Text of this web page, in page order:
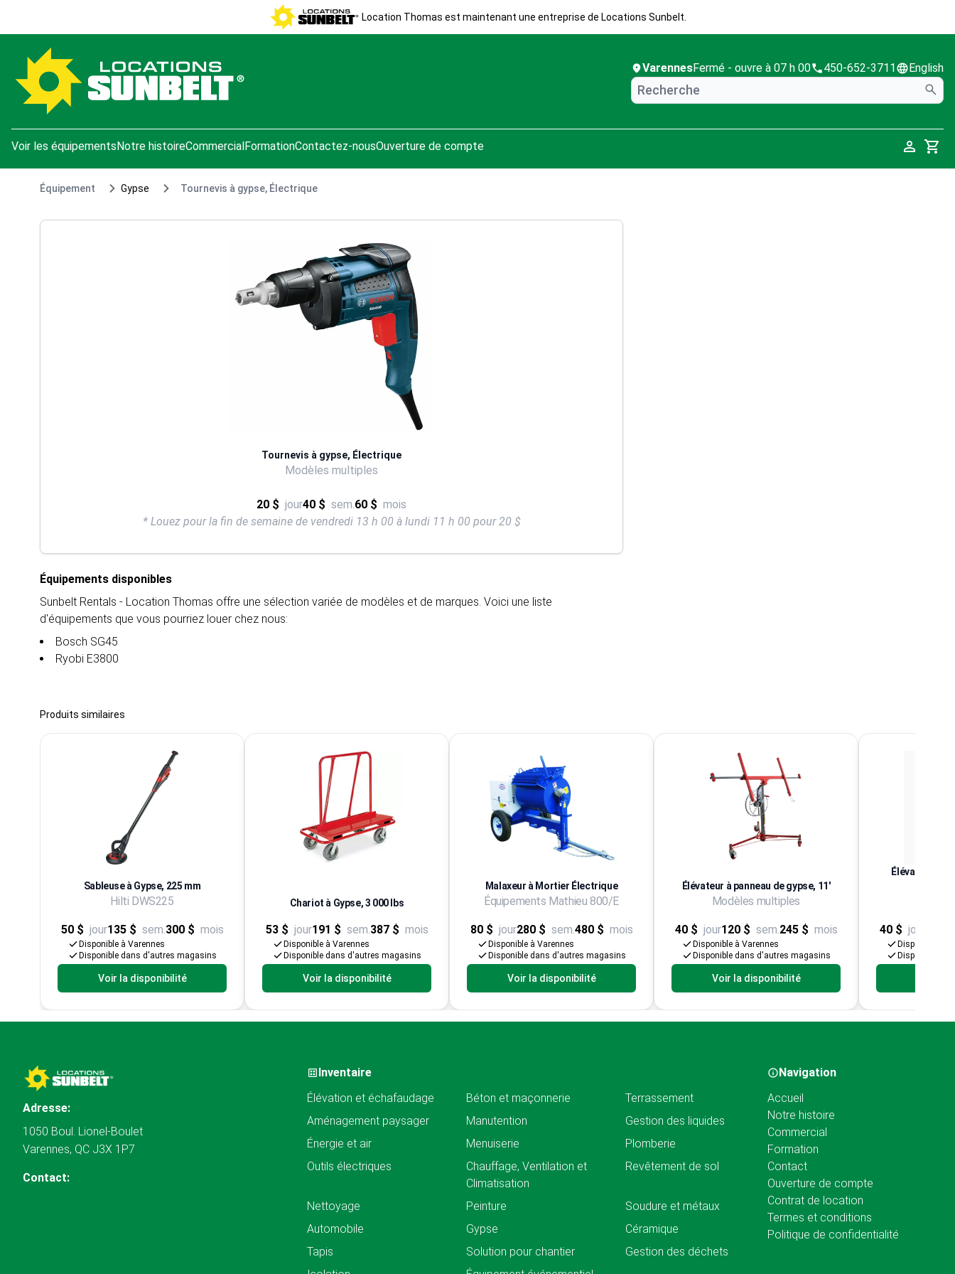
Location Thomas est maintenant une entreprise de Locations Sunbelt.
VarennesFermé - ouvre à 07 h 00 450-652-3711 English
Voir les équipements Notre histoireCommercial FormationContactez-nousOuverture de compte
Cart
Équipement Gypse Tournevis à gypse, Électrique
Tournevis à gypse, Électrique
Modèles multiples
20 $ jour40 $ sem.60 $ mois
* Louez pour la fin de semaine de vendredi 13 h 00 à lundi 11 h 00 pour 20 $
Équipements disponibles
Sunbelt Rentals - Location Thomas offre une sélection variée de modèles et de marques. Voici une liste
d'équipements que vous pourriez louer chez nous:
Bosch SG45
Ryobi E3800
Produits similaires
Sableuse à Gypse, 225 mm
Hilti DWS225
50 $ jour135 $ sem.300 $ mois
Disponible à Varennes
Disponible dans d'autres magasins
Voir la disponibilité
Chariot à Gypse, 3 000 lbs
53 $ jour191 $ sem.387 $ mois
Disponible à Varennes
Disponible dans d'autres magasins
Voir la disponibilité
Malaxeur à Mortier Électrique
Équipements Mathieu 800/E
80 $ jour280 $ sem.480 $ mois
Disponible à Varennes
Disponible dans d'autres magasins
Voir la disponibilité
Élévateur à panneau de gypse, 11'
Modèles multiples
40 $ jour120 $ sem.245 $ mois
Disponible à Varennes
Disponible dans d'autres magasins
Voir la disponibilité
Élévateur à
40 $ jour
Disponible à
Disponible
Adresse:
1050 Boul. Lionel-Boulet
Varennes, QC J3X 1P7
Contact:
Inventaire
Élévation et échafaudage
Béton et maçonnerie
Terrassement
Aménagement paysager
Manutention
Gestion des liquides
Énergie et air
Menuiserie
Plomberie
Outils électriques
Chauffage, Ventilation et
Climatisation
Revêtement de sol
Nettoyage Peinture
Soudure et métaux
Automobile
Gypse
Céramique
Tapis
Solution pour chantier
Gestion des déchets
Navigation
Accueil
Notre histoire
Commercial
Formation
Contact
Ouverture de compte
Contrat de location
Termes et conditions
Politique de confidentialité